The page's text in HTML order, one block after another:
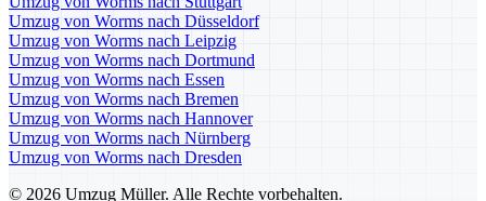
Umzug von Worms nach Düsseldorf
Umzug von Worms nach Leipzig
Umzug von Worms nach Dortmund
Umzug von Worms nach Essen
Umzug von Worms nach Bremen
Umzug von Worms nach Hannover
Umzug von Worms nach Nürnberg
Umzug von Worms nach Dresden
© 2026 Umzug Müller. Alle Rechte vorbehalten.